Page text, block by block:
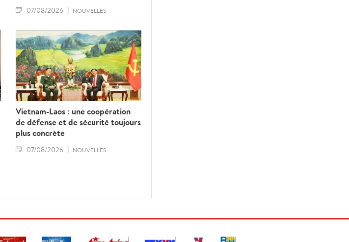
07/08/2026 NOUVELLES
Vietnam-Laos : une coopération
de défense et de sécurité toujours
plus concrète
07/08/2026 NOUVELLES